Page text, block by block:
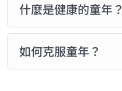
什麼是健康的童年？
如何克服童年？